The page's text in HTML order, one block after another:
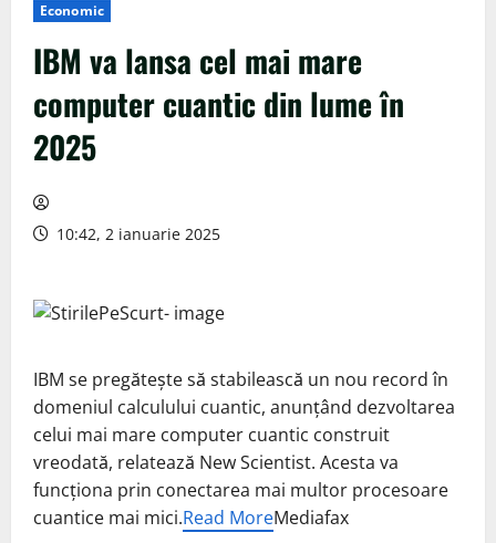
Economic
IBM va lansa cel mai mare
computer cuantic din lume în
2025
10:42, 2 ianuarie 2025
IBM se pregăteşte să stabilească un nou record în
domeniul calculului cuantic, anunţând dezvoltarea
celui mai mare computer cuantic construit
vreodată, relatează New Scientist. Acesta va
funcţiona prin conectarea mai multor procesoare
cuantice mai mici.Read MoreMediafax